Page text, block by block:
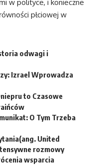
w polityce, i konieczne
płciowej w
odwagi i
Izrael Wprowadza
to Czasowe
O Tym Trzeba
United
rozmowy
wsparcia